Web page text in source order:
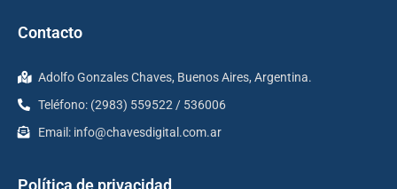
Contacto
Adolfo Gonzales Chaves, Buenos Aires, Argentina.
Teléfono: (2983) 559522 / 536006
Email: info@chavesdigital.com.ar
Política de privacidad